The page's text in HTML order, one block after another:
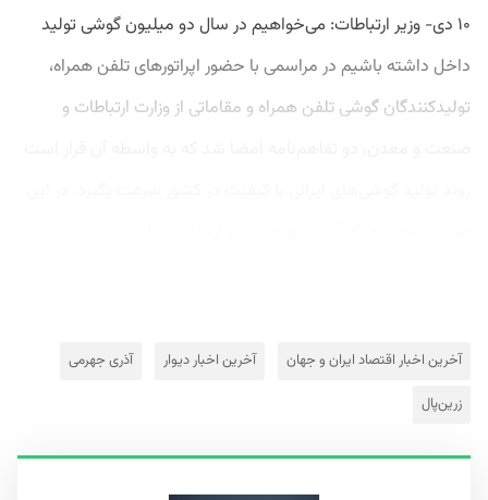
۱۰ دی- وزیر ارتباطات: می‌خواهیم در سال دو میلیون گوشی تولید
داخل داشته باشیم در مراسمی با حضور اپراتورهای تلفن همراه،
تولید‌کنندگان گوشی تلفن همراه و مقاماتی از وزارت ارتباطات و
آخرین اخبار اقتصاد ایران و جهان آخرین اخبار دیوار
آذری جهرمی
زرین‌پال